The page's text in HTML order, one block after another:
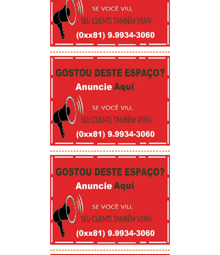
-----------------------------------------
-----------------------------------------
-----------------------------------------